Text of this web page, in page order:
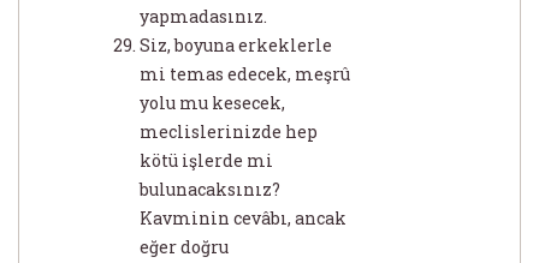
yapmadasınız.
Siz, boyuna erkeklerle
mi temas edecek, meşrû
yolu mu kesecek,
meclislerinizde hep
kötü işlerde mi
bulunacaksınız?
Kavminin cevâbı, ancak
eğer doğru